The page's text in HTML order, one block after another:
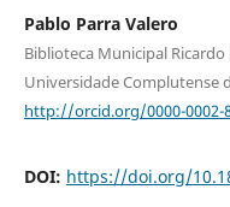
Pablo Parra Valero
Biblioteca Municipal
Universidade Complutense
http://orcid.org/0000-0002-
DOI: https://doi.org/